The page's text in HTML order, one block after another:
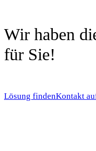
Wir haben
für Sie!
Lösung findenKontakt